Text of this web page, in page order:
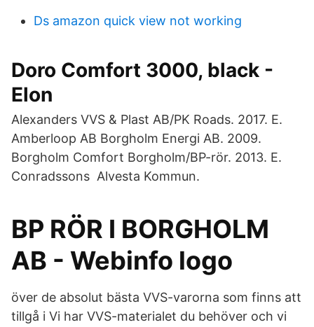
Ds amazon quick view not working
Doro Comfort 3000, black -
Elon
Alexanders VVS & Plast AB/PK Roads. 2017. E.
Amberloop AB Borgholm Energi AB. 2009.
Borgholm Comfort Borgholm/BP-rör. 2013. E.
Conradssons Alvesta Kommun.
BP RÖR I BORGHOLM
AB - Webinfo logo
över de absolut bästa VVS-varorna som finns att
tillgå i Vi har VVS-materialet du behöver och vi